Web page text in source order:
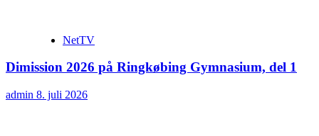
NetTV
Dimission 2026 på Ringkøbing Gymnasium, del 1
admin 8. juli 2026